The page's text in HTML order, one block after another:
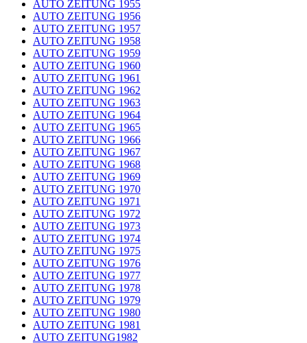
AUTO ZEITUNG 1955
AUTO ZEITUNG 1956
AUTO ZEITUNG 1957
AUTO ZEITUNG 1958
AUTO ZEITUNG 1959
AUTO ZEITUNG 1960
AUTO ZEITUNG 1961
AUTO ZEITUNG 1962
AUTO ZEITUNG 1963
AUTO ZEITUNG 1964
AUTO ZEITUNG 1965
AUTO ZEITUNG 1966
AUTO ZEITUNG 1967
AUTO ZEITUNG 1968
AUTO ZEITUNG 1969
AUTO ZEITUNG 1970
AUTO ZEITUNG 1971
AUTO ZEITUNG 1972
AUTO ZEITUNG 1973
AUTO ZEITUNG 1974
AUTO ZEITUNG 1975
AUTO ZEITUNG 1976
AUTO ZEITUNG 1977
AUTO ZEITUNG 1978
AUTO ZEITUNG 1979
AUTO ZEITUNG 1980
AUTO ZEITUNG 1981
AUTO ZEITUNG1982